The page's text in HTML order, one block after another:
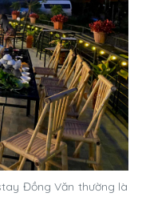
Đồng Văn thường là